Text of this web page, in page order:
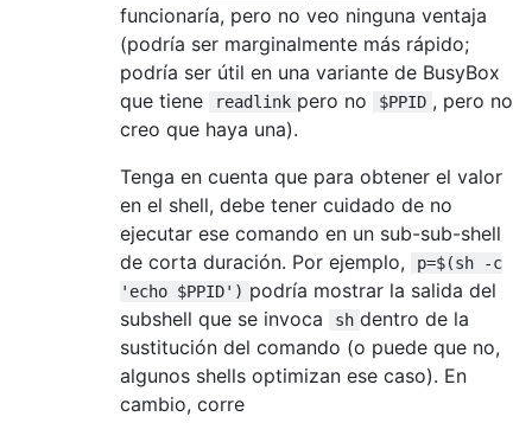
funcionaría, pero no veo ninguna ventaja
(podría ser marginalmente más rápido;
podría ser útil en una variante de BusyBox
que tiene
readlink pero no $PPID , pero no
creo que haya una).
Tenga en cuenta que para obtener el valor
en el shell, debe tener cuidado de no
ejecutar ese comando en un sub-sub-shell
de corta duración. Por ejemplo,
p=$(sh -c
'echo $PPID') podría mostrar la salida del
subshell que se invoca
sh dentro de la
sustitución del comando (o puede que no,
algunos shells optimizan ese caso). En
cambio, corre